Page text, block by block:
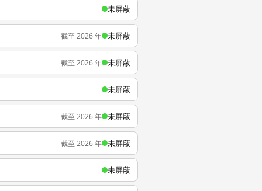
未屏蔽
截至 2026 年 未屏蔽
截至 2026 年 未屏蔽
未屏蔽
截至 2026 年 未屏蔽
截至 2026 年 未屏蔽
未屏蔽